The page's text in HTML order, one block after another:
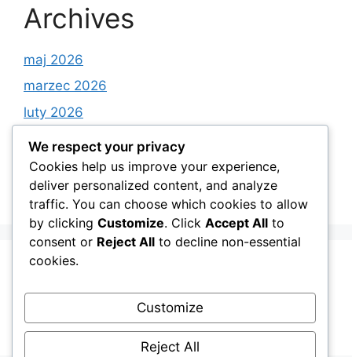
Archives
maj 2026
marzec 2026
luty 2026
styczeń 2026
grudzień 2025
listopad 2025
Android Apps on Google Play
We respect your privacy
Cookies help us improve your experience,
deliver personalized content, and analyze
traffic. You can choose which cookies to allow
by clicking Customize. Click Accept All to
consent or Reject All to decline non-essential
cookies.
Customize
Reject All